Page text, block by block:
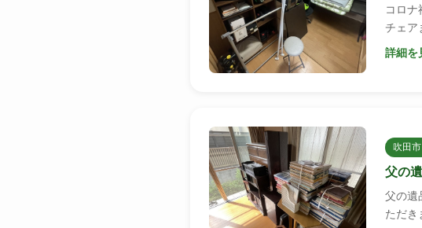
コロナ
チェア
詳細を
吹田
父の
父の遺
ただき